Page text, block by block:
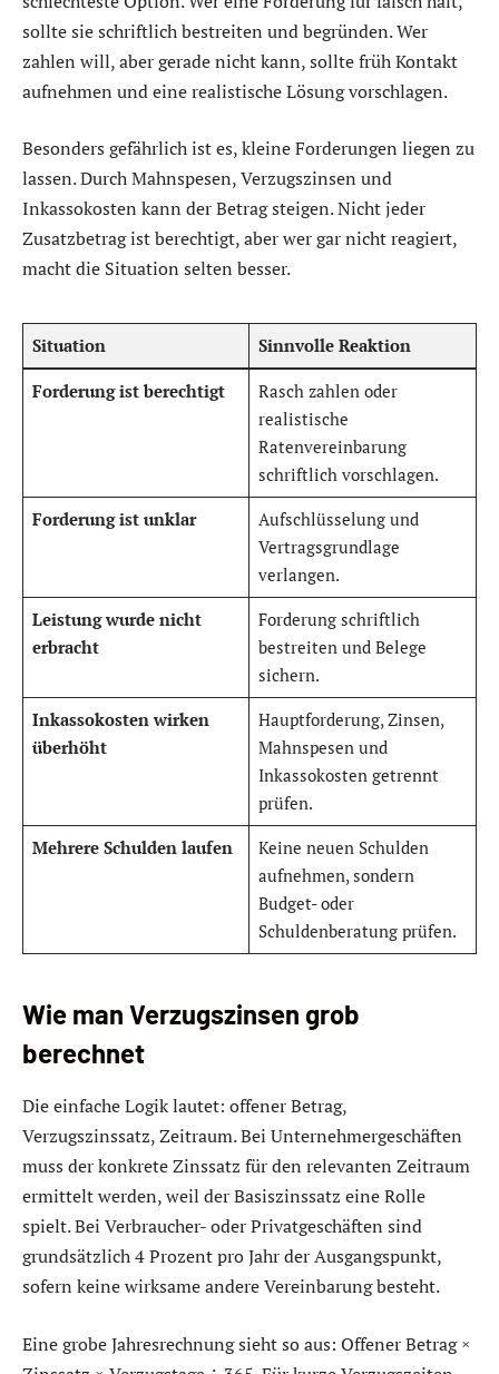
sollte sie schriftlich bestreiten und begründen. Wer
zahlen will, aber gerade nicht kann, sollte früh Kontakt
aufnehmen und eine realistische Lösung vorschlagen.
Besonders gefährlich ist es, kleine Forderungen liegen zu
lassen. Durch Mahnspesen, Verzugszinsen und
Inkassokosten kann der Betrag steigen. Nicht jeder
Zusatzbetrag ist berechtigt, aber wer gar nicht reagiert,
macht die Situation selten besser.
Situation Sinnvolle Reaktion
Forderung ist berechtigt
Rasch zahlen oder
realistische
Ratenvereinbarung
schriftlich vorschlagen.
Forderung ist unklar
Aufschlüsselung und
Vertragsgrundlage
verlangen.
Leistung wurde nicht
erbracht
Forderung schriftlich
bestreiten und Belege
sichern.
Inkassokosten wirken
überhöht
Hauptforderung, Zinsen,
Mahnspesen und
Inkassokosten getrennt
prüfen.
Mehrere Schulden laufen
Keine neuen Schulden
aufnehmen, sondern
Budget- oder
Schuldenberatung prüfen.
Wie man Verzugszinsen grob
berechnet
Die einfache Logik lautet: offener Betrag,
Verzugszinssatz, Zeitraum. Bei Unternehmergeschäften
muss der konkrete Zinssatz für den relevanten Zeitraum
ermittelt werden, weil der Basiszinssatz eine Rolle
spielt. Bei Verbraucher- oder Privatgeschäften sind
grundsätzlich 4 Prozent pro Jahr der Ausgangspunkt,
sofern keine wirksame andere Vereinbarung besteht.
Eine grobe Jahresrechnung sieht so aus: Offener Betrag ×